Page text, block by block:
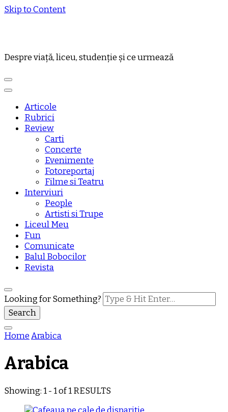
Skip to Content
Despre viață, liceu, studenție și ce urmează
Articole
Rubrici
Review
Carti
Concerte
Evenimente
Fotoreportaj
Filme si Teatru
Interviuri
People
Artisti si Trupe
Liceul Meu
Fun
Comunicate
Balul Bobocilor
Revista
Looking for Something?
HomeArabica
Arabica
Showing: 1 - 1 of 1 RESULTS